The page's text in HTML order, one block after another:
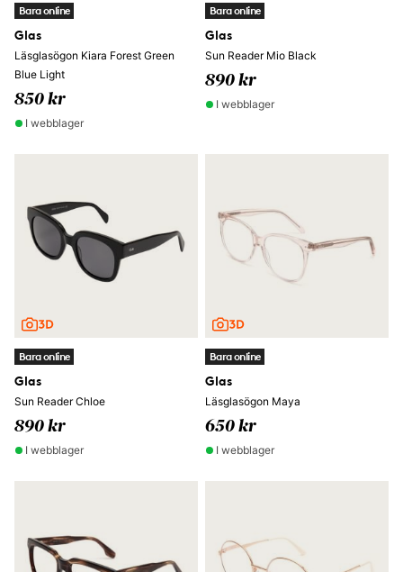
Bara online
Glas
Läsglasögon Kiara Forest Green
Blue Light
850 kr
I webblager
Bara online
Glas
Sun Reader Mio Black
890 kr
I webblager
Bara online
Glas
Sun Reader Chloe
890 kr
I webblager
Bara online
Glas
Läsglasögon Maya
650 kr
I webblager